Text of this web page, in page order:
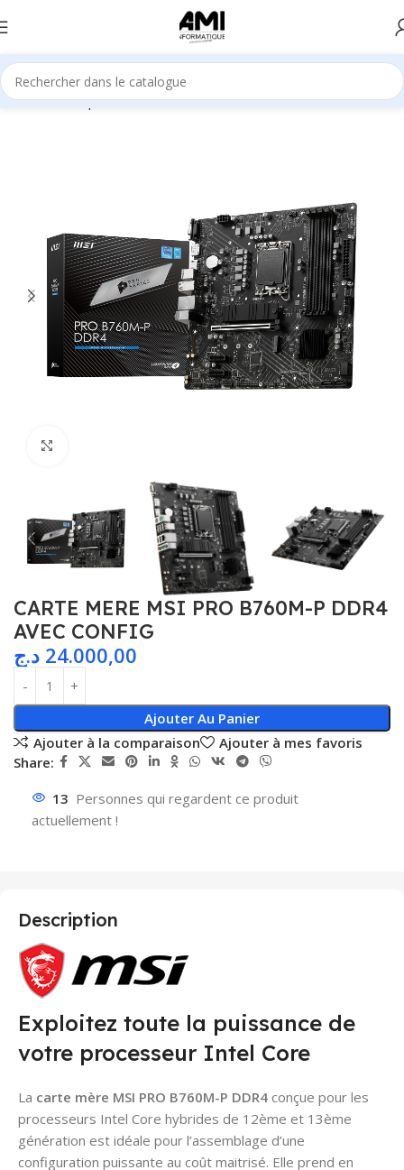
Accueil Composants Cartes mère
CARTE MERE MSI PRO B760M-P DDR4
AVEC CONFIG
24.000,00 د.ج
Ajouter Au Panier
Ajouter à la comparaison
Ajouter à mes favoris
Share:
13 Personnes qui regardent ce produit
actuellement !
Description
Exploitez toute la puissance de
votre processeur Intel Core
La carte mère MSI PRO B760M-P DDR4 conçue pour les
processeurs Intel Core hybrides de 12ème et 13ème
génération est idéale pour l’assemblage d’une
configuration puissante au coût maitrisé. Elle prend en